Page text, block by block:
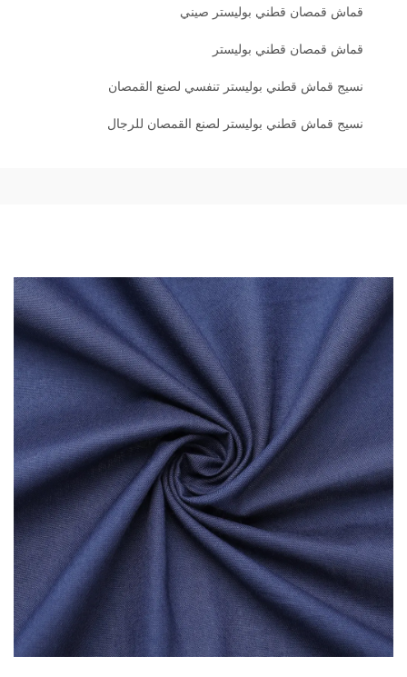
قماش قمصان قطني بوليستر صيني
قماش قمصان قطني بوليستر
نسيج قماش قطني بوليستر تنفسي لصنع القمصان
نسيج قماش قطني بوليستر لصنع القمصان للرجال